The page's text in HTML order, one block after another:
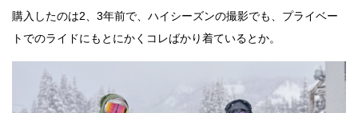
購入したのは2、3年前で、ハイシーズンの撮影でも、プライベー
トでのライドにもとにかくコレばかり着ているとか。